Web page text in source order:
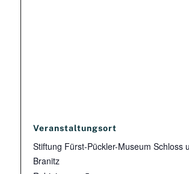
Veranstaltungsort
Stiftung Fürst-Pückler-Museum Schloss
Branitz